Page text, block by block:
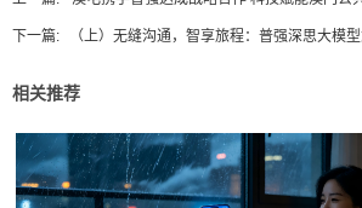
下一篇: （上）无缝沟通，智享旅程：普强深思大模
相关推荐